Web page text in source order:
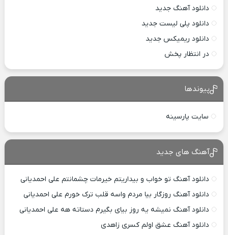
دانلود آهنگ جدید
دانلود پلی لیست جدید
دانلود ریمیکس جدید
در انتظار پخش
پیوندها
سایت پارسینه
آهنگ های جدید
دانلود آهنگ تو خواب و بیداریتم خیرمات چشمانتم علی احمدیانی
دانلود آهنگ روزگار بیا مردم واسه قلب ترک خورم علی احمدیانی
دانلود آهنگ نمیشه یه روز بیای بگیرم دستاته هه علی احمدیانی
دانلود آهنگ عشق اولم کسری زاهدی